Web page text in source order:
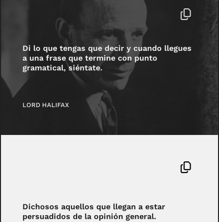
Di lo que tengas que decir y cuando llegues
a una frase que termine con punto
gramatical, siéntate.
LORD HALIFAX
Dichosos aquellos que llegan a estar
persuadidos de la opinión general.